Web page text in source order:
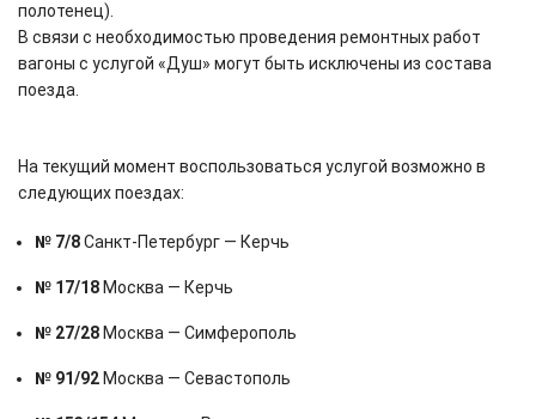
полотенец).
В связи с необходимостью проведения ремонтных работ
вагоны с услугой «Душ» могут быть исключены из состава
поезда.
На текущий момент воспользоваться услугой возможно в
следующих поездах:
№ 7/8Санкт-Петербург — Керчь
№ 17/18 Москва — Керчь
№ 27/28 Москва — Симферополь
№ 91/92 Москва — Севастополь